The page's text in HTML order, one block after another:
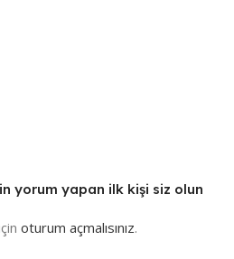
yorum yapan ilk kişi siz olun
oturum açmalısınız.